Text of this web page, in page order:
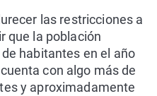
las restricciones a
que la población
habitantes en el año
con algo más de
y aproximadamente